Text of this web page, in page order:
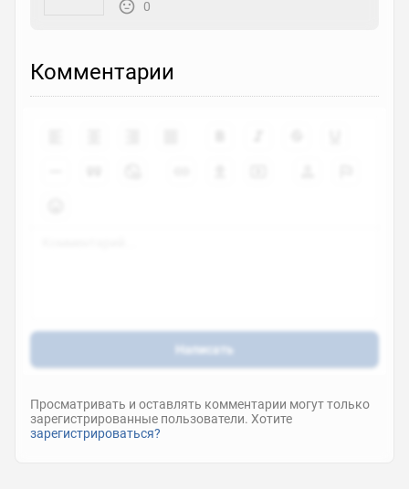
0
Комментарии
Написать
Просматривать и оставлять комментарии могут только
зарегистрированные пользователи. Хотите
зарегистрироваться?